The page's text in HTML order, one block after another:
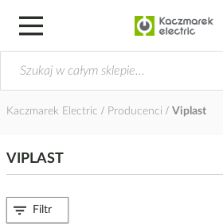
Kaczmarek Electric Producenci Viplast
VIPLAST
Filtr